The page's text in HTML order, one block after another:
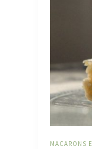
MACARONS